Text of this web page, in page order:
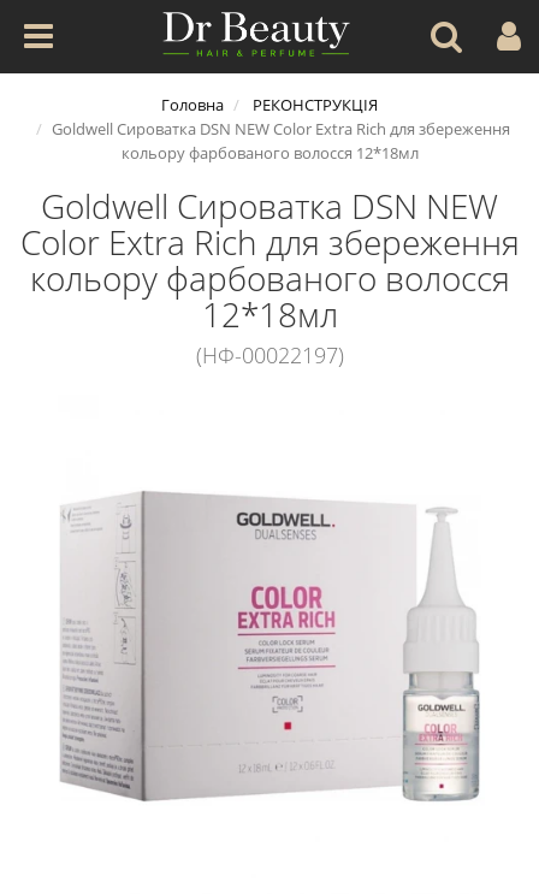
Головна
РЕКОНСТРУКЦІЯ
Goldwell Сироватка DSN NEW Color Extra Rich для збереження
кольору фарбованого волосся 12*18мл
Goldwell Сироватка DSN NEW
Color Extra Rich для збереження
кольору фарбованого волосся
12*18мл
(НФ-00022197)